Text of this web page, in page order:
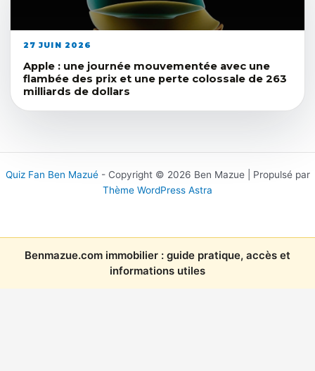
27 JUIN 2026
Apple : une journée mouvementée avec une
flambée des prix et une perte colossale de 263
milliards de dollars
Quiz Fan Ben Mazué- Copyright © 2026 Ben Mazue | Propulsé par
Thème WordPress Astra
Benmazue.com immobilier : guide pratique, accès et
informations utiles